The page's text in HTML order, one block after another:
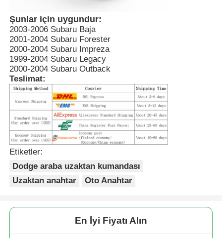
Araba Anahtar Bıçağı
Tek Açılı Freze Kesici
araba anahtarı programcısı
Transponder Çipi
Çilingir Makinesi
KEYDIY Akıllı Anahtar
Şunlar için uygundur:
2003-2006 Subaru Baja
2001-2004 Subaru Forester
2000-2004 Subaru Impreza
1999-2004 Subaru Legacy
2000-2004 Subaru Outback
Teslimat:
Etiketler:
Dodge araba uzaktan kumandası
Uzaktan anahtar
Oto Anahtar
En İyi Fiyatı Alın